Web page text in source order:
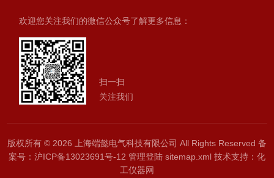
欢迎您关注我们的微信公众号了解更多信息：
扫一扫
关注我们
版权所有 © 2026 上海端懿电气科技有限公司 All Rights Reserved 备
案号：沪ICP备13023691号-12 管理登陆 sitemap.xml 技术支持： 化
工仪器网